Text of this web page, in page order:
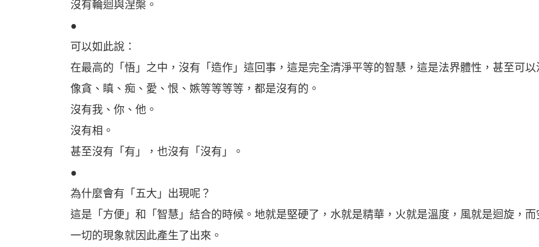
沒有輪迴與涅槃。
●
可以如此說：
在最高的「悟」之中，沒有「造作」這回事，這是完全清淨平等的智慧，這是法界體性，甚至可
像貪、瞋、痴、愛、恨、嫉等等等等，都是沒有的。
沒有我、你、他。
沒有相。
甚至沒有「有」，也沒有「沒有」。
●
為什麼會有「五大」出現呢？
這是「方便」和「智慧」結合的時候。地就是堅硬了，水就是精華，火就是溫度，風就是迴旋，
一切的現象就因此產生了出來。